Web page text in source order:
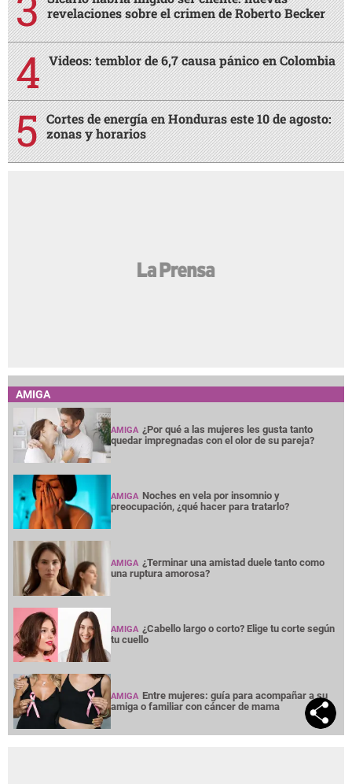
revelaciones sobre el crimen de Roberto Becker
Videos: temblor de 6,7 causa pánico en Colombia
Cortes de energía en Honduras este 10 de agosto:
zonas y horarios
AMIGA
AMIGA ¿Por qué a las mujeres les gusta tanto
quedar impregnadas con el olor de su pareja?
AMIGA Noches en vela por insomnio y
preocupación, ¿qué hacer para tratarlo?
AMIGA ¿Terminar una amistad duele tanto como
una ruptura amorosa?
AMIGA ¿Cabello largo o corto? Elige tu corte según
tu cuello
AMIGA Entre mujeres: guía para acompañar a su
amiga o familiar con cáncer de mama